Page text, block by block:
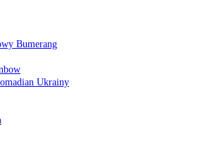
Bumerang
Ukrainy